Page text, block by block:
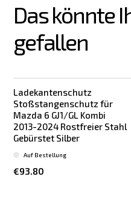
Das könnte
gefallen
Ladekantenschutz
Stoßstangenschutz für
Mazda 6 GJ1/GL Kombi
2013-2024 Rostfreier Stahl
Gebürstet Silber
€93.80
Auf Bestellung